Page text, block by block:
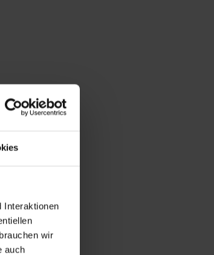
Interaktionen
wir
auch